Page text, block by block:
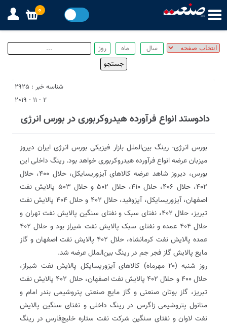
شناسه خبر : 2925
2 - 11 - 2019
دادوستد انواع فرآورده هیدروکربوری در بورس انرژی
بورس انرژی- رینگ بین‌الملل بازار فیزیکی بورس انرژی ایران دیروز
میزبان عرضه انواع فرآورده هیدروکربوری خواهد بود. رینگ داخلی این
بورس، دیروز شاهد عرضه کالاهای آیزوریسایکل، حلال ۴۰۰، حلال
۴۰۲، حلال ۴۰۶، حلال ۴۱۰، حلال ۵۰۲ و حلال ۵۰۳ پالایش نفت
اصفهان، آیزوریسایکل، آیزوفید، حلال ۴۰۲ و حلال ۴۰۴ پالایش نفت
تبریز، حلال ۴۰۲، نفتای سبک و نفتای سنگین پالایش نفت تهران و
حلال ۴۰۴ عمده و نفتای سبک پالایش نفت شیراز بود و حلال ۴۰۲
عمده پالایش نفت کرمانشاه، حلال ۴۰۲ پالایش نفت اصفهان و گاز
مایع پالایش گاز فجر جم در رینگ بین‌الملل عرضه شد.
روز شنبه (۲۰ مهرماه) کالاهای آیزوریسایکل پالایش نفت شیراز،
حلال ۴۰۰ و حلال ۴۰۲ پالایش نفت اصفهان، حلال ۴۰۲ پالایش نفت
تبریز، گاز بوتان صنعتی و گاز مایع صنعتی پتروشیمی بندر امام و
متانول پتروشیمی زاگرس در رینگ داخلی و نفتای سنگین پالایش
نفت لاوان و نفتای سنگین شرکت نفت ستاره خلیج‌فارس در رینگ
0